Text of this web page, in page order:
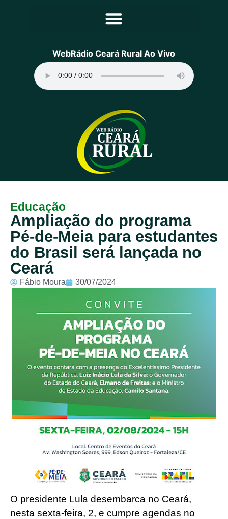
Principal
Programação
Equipe
Contato
Sobre
WebRádio Ceará Rural Ao Vivo
Educação
Ampliação do programa
Pé-de-Meia para estudantes
do Brasil será lançada no
Ceará
Fábio Moura 30/07/2024
O presidente Lula desembarca no Ceará,
nesta sexta-feira, 2, e cumpre agendas no